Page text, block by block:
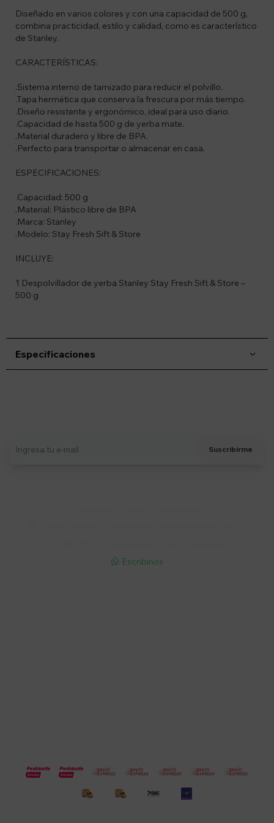
Diseñado en varios colores y con una capacidad de 500 g,
combina practicidad, estilo y calidad, como es característico
de Stanley.
CARACTERÍSTICAS:
.Sistema interno de tamizado para reducir el polvillo.
.Tapa hermética que conserva la frescura por más tiempo.
.Diseño resistente y ergonómico, ideal para uso diario.
.Capacidad de hasta 500 g de yerba mate.
.Material duradero y libre de BPA.
.Perfecto para transportar o almacenar en casa.
ESPECIFICACIONES:
.Capacidad: 500 g
.Material: Plástico libre de BPA
.Marca: Stanley
.Modelo: Stay Fresh Sift & Store
INCLUYE:
1 Despolvillador de yerba Stanley Stay Fresh Sift & Store –
500 g
Especificaciones
Suscribirme
 Escribinos